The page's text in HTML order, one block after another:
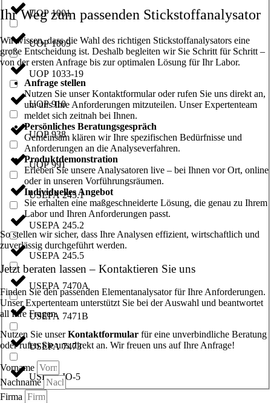
UOP 1001
UOP 1009
UOP 1033-19
UOP 910
UOP 938
UOP 991
USEPA 245.1
USEPA 245.2
USEPA 245.5
USEPA 7470A
USEPA 7471B
USEPA 7473
USEPA IO-5
Ihr Weg zum passenden Stickstoffanalysator
Wir wissen, dass die Wahl des richtigen Stickstoffanalysators eine
große Entscheidung ist. Deshalb begleiten wir Sie Schritt für Schritt –
von der ersten Anfrage bis zur optimalen Lösung für Ihr Labor.
Anfrage stellen
Nutzen Sie unser Kontaktformular oder rufen Sie uns direkt an,
um uns Ihre Anforderungen mitzuteilen. Unser Expertenteam
meldet sich zeitnah bei Ihnen.
Persönliches Beratungsgespräch
Gemeinsam klären wir Ihre spezifischen Bedürfnisse und
Anforderungen an die Analyseverfahren.
Produktdemonstration
Erleben Sie unsere Analysatoren live – bei Ihnen vor Ort, online
oder in unseren Vorführungsräumen.
Individuelles Angebot
Sie erhalten eine maßgeschneiderte Lösung, die genau zu Ihrem
Labor und Ihren Anforderungen passt.
So stellen wir sicher, dass Ihre Analysen effizient, wirtschaftlich und
zuverlässig durchgeführt werden.
Jetzt beraten lassen – Kontaktieren Sie uns
Finden Sie den passenden Elementanalysator für Ihre Anforderungen.
Unser Expertenteam unterstützt Sie bei der Auswahl und beantwortet
all Ihre Fragen.
Nutzen Sie unserKontaktformular für eine unverbindliche Beratung
oder rufen Sie uns direkt an. Wir freuen uns auf Ihre Anfrage!
Vorname
Nachname
Firma